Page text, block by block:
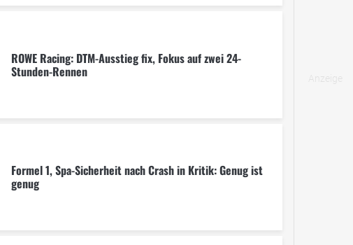
ROWE Racing: DTM-Ausstieg fix, Fokus auf zwei 24-
Stunden-Rennen
Formel 1, Spa-Sicherheit nach Crash in Kritik: Genug ist
genug